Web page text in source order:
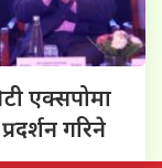
एक्सपोमा
गरिने